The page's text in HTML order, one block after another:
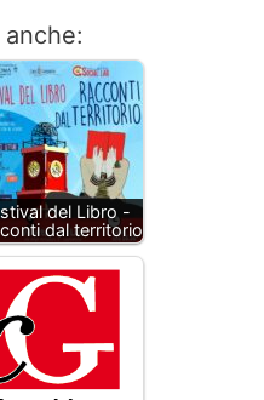
del Libro -
dal territorio